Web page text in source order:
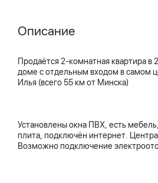
Описание
Продаётся 2-комнатная квартира
доме с отдельным входом в самом
Илья (всего 55 км от Минска)
Установлены окна ПВХ, есть
плита, подключён интернет.
Возможно подключение